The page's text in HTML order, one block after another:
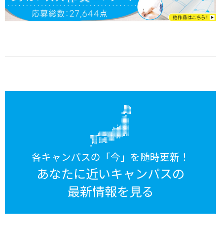
各キャンパスの「今」を随時更新！
あなたに近いキャンパスの
最新情報を見る